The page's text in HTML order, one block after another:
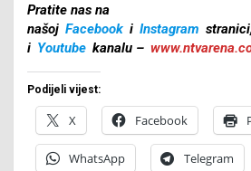
Pratite nas na
našoj Facebook i Instagram
i Youtube kanalu –
Podijeli vijest:
X Facebook
WhatsApp Telegram